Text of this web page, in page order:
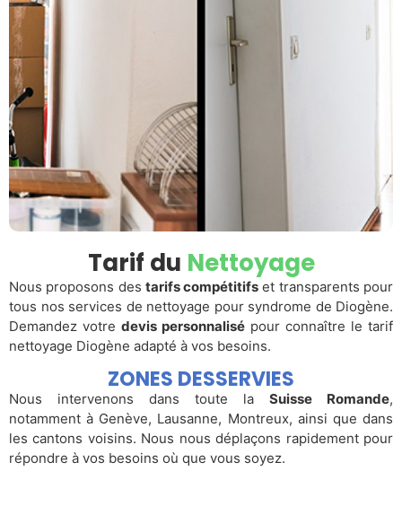
Tarif du Nettoyage
Nous proposons des tarifs compétitifs et transparents pour
tous nos services de nettoyage pour syndrome de Diogène.
Demandez votre devis personnalisé pour connaître le tarif
nettoyage Diogène adapté à vos besoins.
ZONES DESSERVIES
Nous intervenons dans toute la Suisse Romande,
notamment à Genève, Lausanne, Montreux, ainsi que dans
les cantons voisins. Nous nous déplaçons rapidement pour
répondre à vos besoins où que vous soyez.